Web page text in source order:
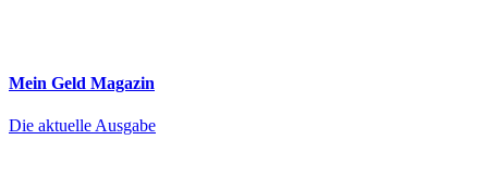
Mein Geld Magazin
Die aktuelle Ausgabe